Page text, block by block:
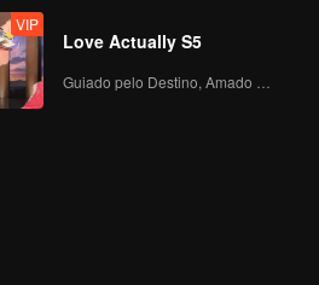
VIP
Love Actually S5